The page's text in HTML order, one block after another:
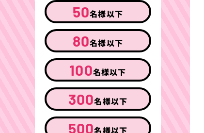
50名様以下
80名様以下
100名様以下
300名様以下
500名様以下